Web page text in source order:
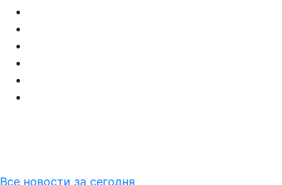
Все новости за сегодня